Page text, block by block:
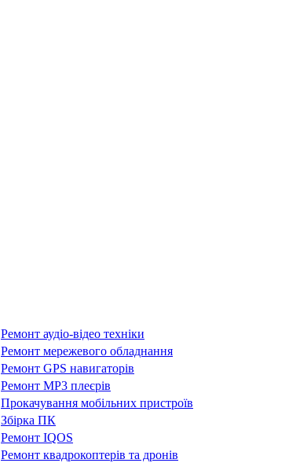
Ремонт аудіо-відео техніки
Ремонт мережевого обладнання
Ремонт GPS навигаторів
Ремонт MP3 плеєрів
Прокачування мобільних пристроїв
Збірка ПК
Ремонт IQOS
Ремонт квадрокоптерів та дронів